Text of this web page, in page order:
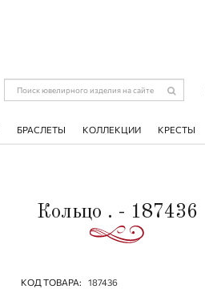
БРАСЛЕТЫ КОЛЛЕКЦИИ КРЕСТЫ
Кольцо . - 187436
КОД ТОВАРА: 187436